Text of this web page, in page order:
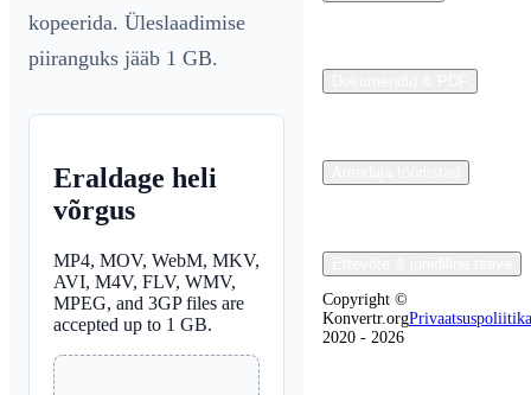
kopeerida. Üleslaadimise
piiranguks jääb 1 GB.
Eraldage heli
võrgus
MP4, MOV, WebM, MKV,
AVI, M4V, FLV, WMV,
MPEG, and 3GP files are
accepted up to 1 GB.
Copyright ©
Konvertr.org
2020 - 2026
Privaatsuspoliitika